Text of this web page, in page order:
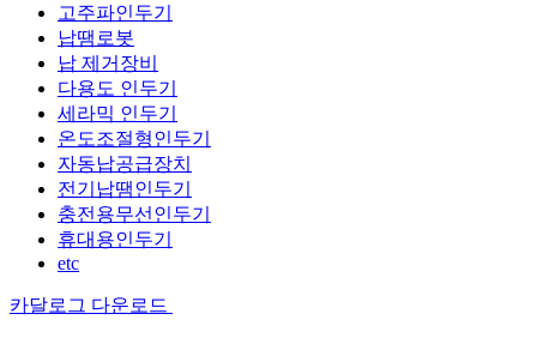
고주파인두기
납땜로봇
납 제거장비
다용도 인두기
세라믹 인두기
온도조절형인두기
자동납공급장치
전기납땜인두기
충전용무선인두기
휴대용인두기
etc
카달로그 다운로드